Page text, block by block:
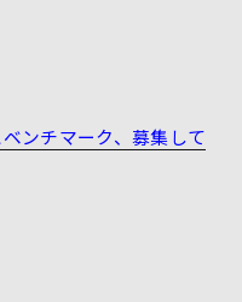
ンチマーク、募集して